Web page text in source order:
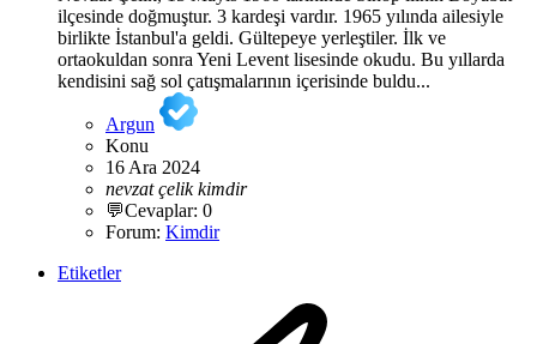
ilçesinde doğmuştur. 3 kardeşi vardır. 1965 yılında ailesiyle
birlikte İstanbul'a geldi. Gültepeye yerleştiler. İlk ve
ortaokuldan sonra Yeni Levent lisesinde okudu. Bu yıllarda
kendisini sağ sol çatışmalarının içerisinde buldu...
Argun
Konu
16 Ara 2024
nevzat çelik kimdir
💬Cevaplar: 0
Forum: Kimdir
Etiketler